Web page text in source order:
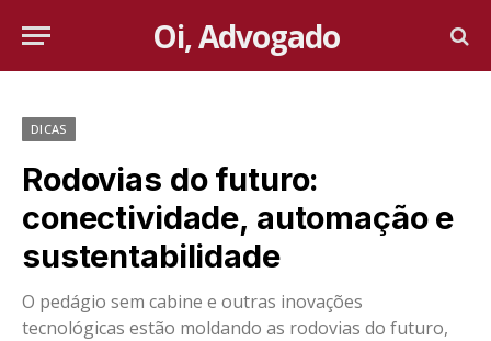
Oi, Advogado
DICAS
Rodovias do futuro:
conectividade, automação e
sustentabilidade
O pedágio sem cabine e outras inovações
tecnológicas estão moldando as rodovias do futuro,